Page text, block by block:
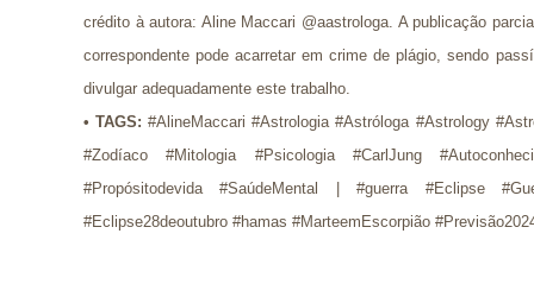
crédito à autora: Aline Maccari @aastrologa. A publicação
correspondente pode acarretar em crime de plágio, sendo
divulgar adequadamente este trabalho.
•TAGS: #AlineMaccari #Astrologia #Astróloga #Astrology
#Zodíaco #Mitologia #Psicologia #CarlJung
#Propósitodevida #SaúdeMental |
#guerra #Eclipse
#Eclipse28deoutubro #hamas #MarteemEscorpião